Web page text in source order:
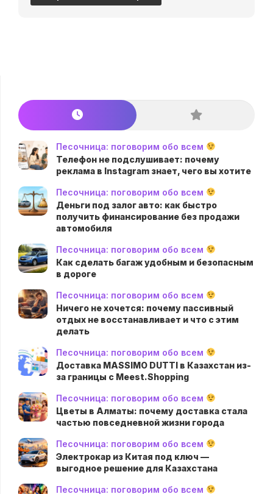
Песочница: поговорим обо всем
Телефон не подслушивает: почему
реклама в Instagram знает, чего вы хотите
Песочница: поговорим обо всем
Деньги под залог авто: как быстро
получить финансирование без продажи
автомобиля
Песочница: поговорим обо всем
Как сделать багаж удобным и безопасным
в дороге
Песочница: поговорим обо всем
Ничего не хочется: почему пассивный
отдых не восстанавливает и что с этим
делать
Песочница: поговорим обо всем
Доставка MASSIMO DUTTI в Казахстан из-
за границы с Meest.Shopping
Песочница: поговорим обо всем
Цветы в Алматы: почему доставка стала
частью повседневной жизни города
Песочница: поговорим обо всем
Электрокар из Китая под ключ —
выгодное решение для Казахстана
Песочница: поговорим обо всем